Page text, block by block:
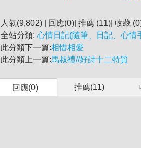
人氣(9,802) | 回應(0)| 推薦 (11)| 收藏 (0
全站分類: 心情日記(隨筆、日記、心情
此分類下一篇:相惜相愛
此分類上一篇:馬叔禮//好詩十二特質
回應(0) 推薦(11)